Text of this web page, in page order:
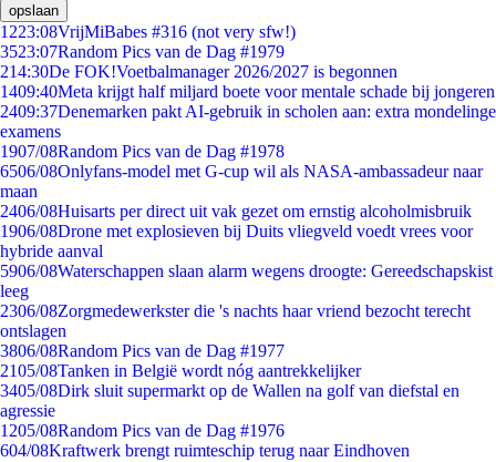
opslaan
1223:08VrijMiBabes #316 (not very sfw!)
3523:07Random Pics van de Dag #1979
214:30De FOK!Voetbalmanager 2026/2027 is begonnen
1409:40Meta krijgt half miljard boete voor mentale schade bij jongeren
2409:37Denemarken pakt AI-gebruik in scholen aan: extra mondelinge
examens
1907/08Random Pics van de Dag #1978
6506/08Onlyfans-model met G-cup wil als NASA-ambassadeur naar
maan
2406/08Huisarts per direct uit vak gezet om ernstig alcoholmisbruik
1906/08Drone met explosieven bij Duits vliegveld voedt vrees voor
hybride aanval
5906/08Waterschappen slaan alarm wegens droogte: Gereedschapskist
leeg
2306/08Zorgmedewerkster die 's nachts haar vriend bezocht terecht
ontslagen
3806/08Random Pics van de Dag #1977
2105/08Tanken in België wordt nóg aantrekkelijker
3405/08Dirk sluit supermarkt op de Wallen na golf van diefstal en
agressie
1205/08Random Pics van de Dag #1976
604/08Kraftwerk brengt ruimteschip terug naar Eindhoven